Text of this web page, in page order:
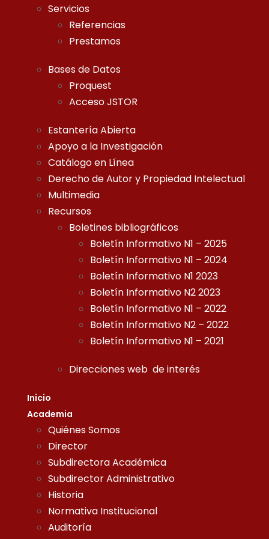
Servicios
Referencias
Prestamos
Bases de Datos
Proquest
Acceso JSTOR
Estantería Abierta
Apoyo a la Investigación
Catálogo en Línea
Derecho de Autor y Propiedad Intelectual
Multimedia
Recursos
Boletines bibliográficos
Boletín Informativo N1 – 2025
Boletín Informativo N1 – 2024
Boletín Informativo N1 2023
Boletín Informativo N2 2023
Boletín Informativo N1 – 2022
Boletín Informativo N2 – 2022
Boletín Informativo N1 – 2021
Direcciones web de interés
Inicio
Academia
Quiénes Somos
Director
Subdirectora Académica
Subdirector Administrativo
Historia
Normativa Institucional
Auditoría